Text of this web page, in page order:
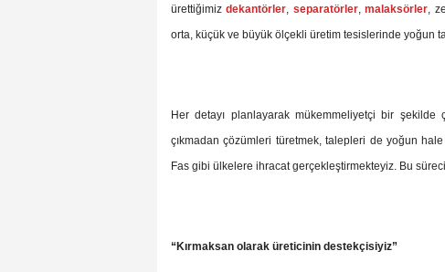
ürettiğimizdekantörler, separatörler,malaksörler,
orta, küçük ve büyük ölçekli üretim tesislerinde yoğun
Her detayı planlayarak mükemmeliyetçi bir
çıkmadan çözümleri türetmek, talepleri de yoğun
Fas gibi ülkelere ihracat gerçekleştirmekteyiz. Bu
“Kırmaksan olarak üreticinin destekçisiyiz”